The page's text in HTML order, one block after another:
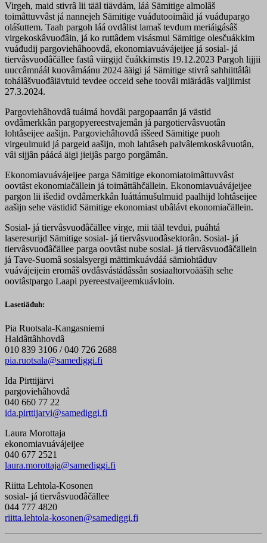
Virgeh, maid stivrâ lii tääl tiävdám, láá Sämitige almolâš
toimâttuvvâst já nannejeh Sämitige vuáđutooimâid já vuáđupargo
olášuttem. Taah pargoh láá ovdâlist lamaš tevdum meriáigásâš
virgekoskâvuođâin, já ko ruttâdem visásmui Sämitige olesčuákkim
vuáđudij pargoviehâhoovdâ, ekonomiavuávájeijee já sosial- já
tiervâsvuođâčällee fastâ viirgijd čuákkimstis 19.12.2023 Pargoh lijjii
uuccâmnáál kuovâmáánu 2024 ääigi já Sämitige stivrâ sahhiittâlâi
tohálâšvuođâiävtuid tevdee occeid sehe toovâi miärádâs valjiimist
27.3.2024.
Pargoviehâhovdâ tuáimá hovdâi pargopaarrân já västid
ovdâmerkkân pargopyereestvajemân já pargotiervâsvuotân
lohtâseijee aašijn. Pargoviehâhovdâ iššeed Sämitige puoh
virgeulmuid já pargeid aašijn, moh lahtâseh palvâlemkoskâvuotân,
vâi sijjân páácá äigi jieijâs pargo porgâmân.
Ekonomiavuávájeijee parga Sämitige ekonomiatoimâttuvvâst
oovtâst ekonomiačällein já toimâttâhčällein. Ekonomiavuávájeijee
pargon lii išediđ ovdâmerkkân luáttámušulmuid paalhijd lohtâseijee
aašijn sehe västidiđ Sämitige ekonomiast ubâlávt ekonomiačällein.
Sosial- já tiervâsvuođâčällee virge, mii tääl tevdui, puáhtá
laseresurijd Sämitige sosial- já tiervâsvuođâsektorân. Sosial- já
tiervâsvuođâčällee parga oovtâst nube sosial- já tiervâsvuođâčällein
já Tave-Suomâ sosialsyergi mättimkuávdáá sämiohtâduv
vuávájeijein eromâš ovdâsvástádâssân sosiaaltorvoääših sehe
oovtâstpargo Laapi pyereestvaijeemkuávloin.
Lasetiäđuh:
Pia Ruotsala-Kangasniemi
Haldâttâhhovdâ
010 839 3106 / 040 726 2688
pia.ruotsala@samediggi.fi
Ida Pirttijärvi
pargoviehâhovdâ
040 660 77 22
ida.pirttijarvi@samediggi.fi
Laura Morottaja
ekonomiavuávájeijee
040 677 2521
laura.morottaja@samediggi.fi
Riitta Lehtola-Kosonen
sosial- já tiervâsvuođâčällee
044 777 4820
riitta.lehtola-kosonen@samediggi.fi